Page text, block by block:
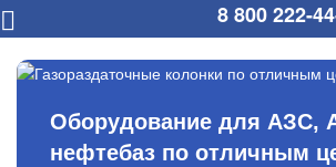
8 800 222-
Оборудование для АЗС,
нефтебаз по отличным